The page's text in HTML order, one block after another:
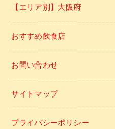
【エリア別】大阪府
おすすめ飲食店
お問い合わせ
サイトマップ
プライバシーポリシー